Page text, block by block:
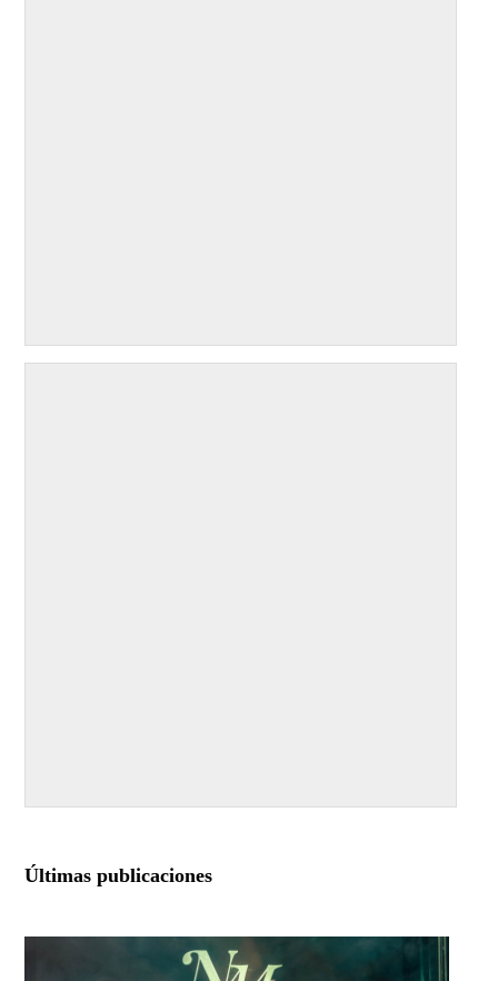
Últimas publicaciones